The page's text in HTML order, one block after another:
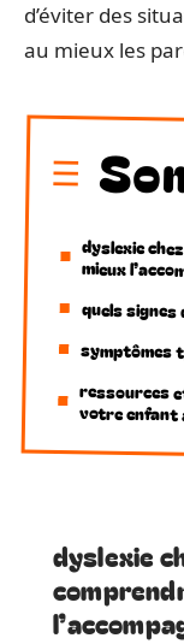
d’éviter des
au mieux les
dyslexie
mieux
quels
symptômes
ressources
votre enfant
dyslexie